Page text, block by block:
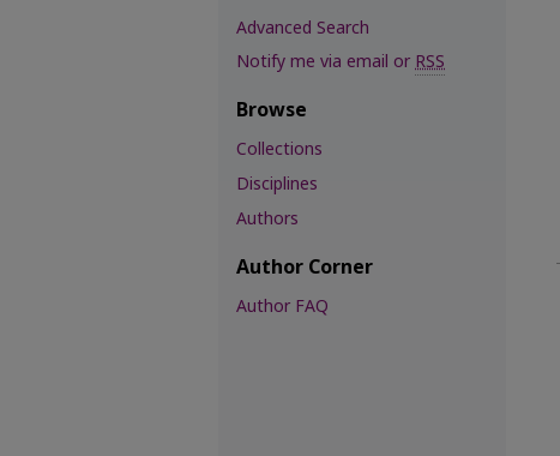
Advanced Search
Notify me via email orRSS
Browse
Collections
Disciplines
Authors
Author Corner
Author FAQ